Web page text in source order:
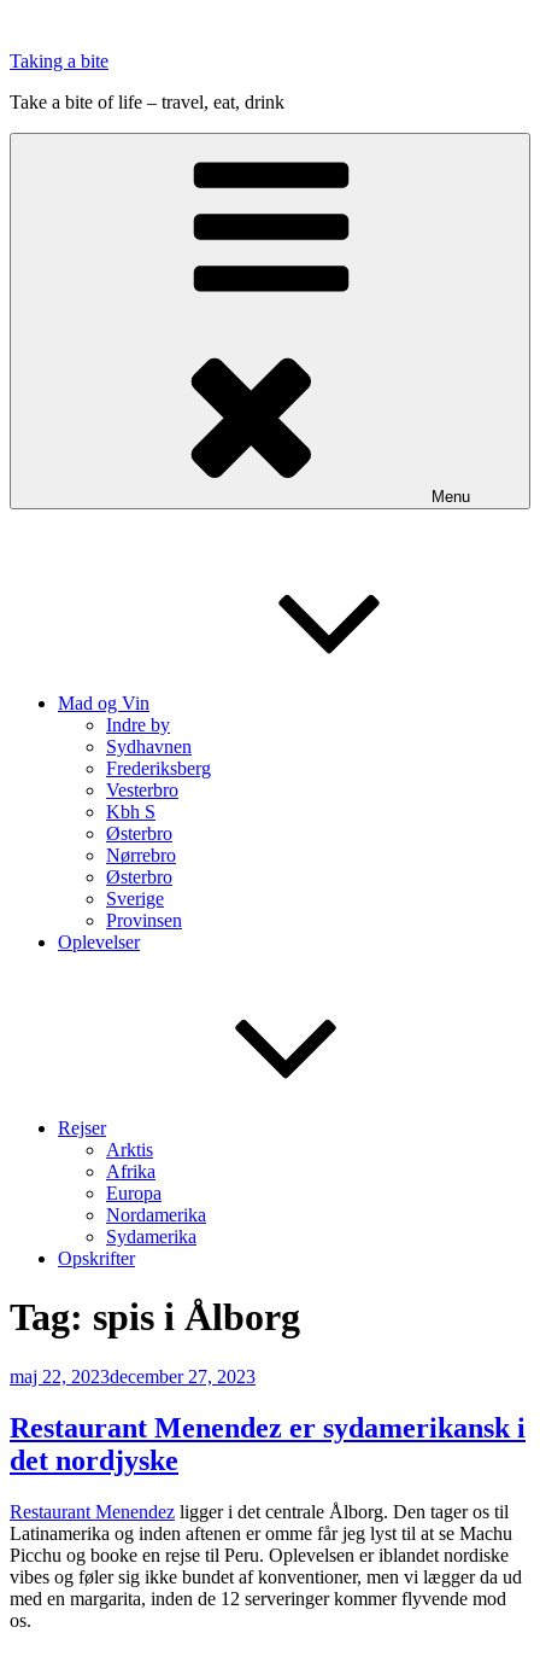
indhold
Taking a bite
Take a bite of life – travel, eat, drink
Menu
Mad og Vin
Indre by
Sydhavnen
Frederiksberg
Vesterbro
Kbh S
Østerbro
Nørrebro
Østerbro
Sverige
Provinsen
Oplevelser
Rejser
Arktis
Afrika
Europa
Nordamerika
Sydamerika
Opskrifter
Tag: spis i Ålborg
Udgivet
maj 22, 2023december 27, 2023
Restaurant Menendez er sydamerikansk i
det nordjyske
Restaurant Menendez ligger i det centrale Ålborg. Den tager os til
Latinamerika og inden aftenen er omme får jeg lyst til at se Machu
Picchu og booke en rejse til Peru. Oplevelsen er iblandet nordiske
vibes og føler sig ikke bundet af konventioner, men vi lægger da ud
med en margarita, inden de 12 serveringer kommer flyvende mod
os.